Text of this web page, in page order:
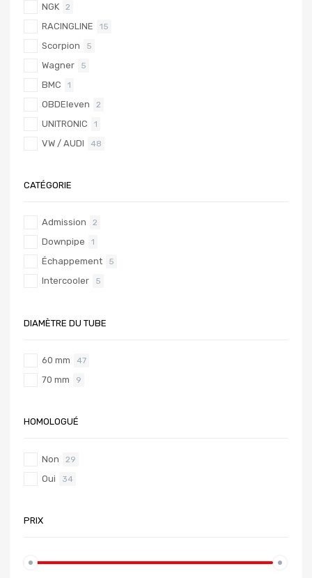
NGK 2
RACINGLINE 15
Scorpion 5
Wagner 5
BMC 1
OBDEleven 2
UNITRONIC 1
VW / AUDI 48
CATÉGORIE
Admission 2
Downpipe 1
Échappement 5
Intercooler 5
DIAMÈTRE DU TUBE
60 mm 47
70 mm 9
HOMOLOGUÉ
Non 29
Oui 34
PRIX